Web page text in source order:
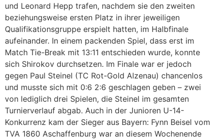
und Leonard Hepp trafen, nachdem sie den zweiten
beziehungsweise ersten Platz in ihrer jeweiligen
Qualifikationsgruppe erspielt hatten, im Halbfinale
aufeinander. In einem packenden Spiel, dass erst im
Match Tie-Break mit 13:11 entschieden wurde, konnte
sich Shirokov durchsetzen. Im Finale war er jedoch
gegen Paul Steinel (TC Rot-Gold Alzenau) chancenlos
und musste sich mit 0:6 2:6 geschlagen geben – zwei
von lediglich drei Spielen, die Steinel im gesamten
Turnierverlauf abgab. Auch in der Junioren U-14-
Konkurrenz kam der Sieger aus Bayern: Fynn Beisel vom
TVA 1860 Aschaffenburg war an diesem Wochenende